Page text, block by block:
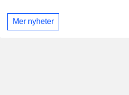
Mer nyheter